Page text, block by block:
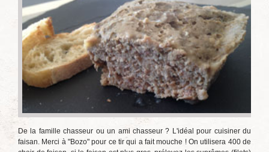
De la famille chasseur ou un ami chasseur ? L'idéal pour cuisiner du
faisan. Merci à "Bozo" pour ce tir qui a fait mouche ! On utilisera 400 de